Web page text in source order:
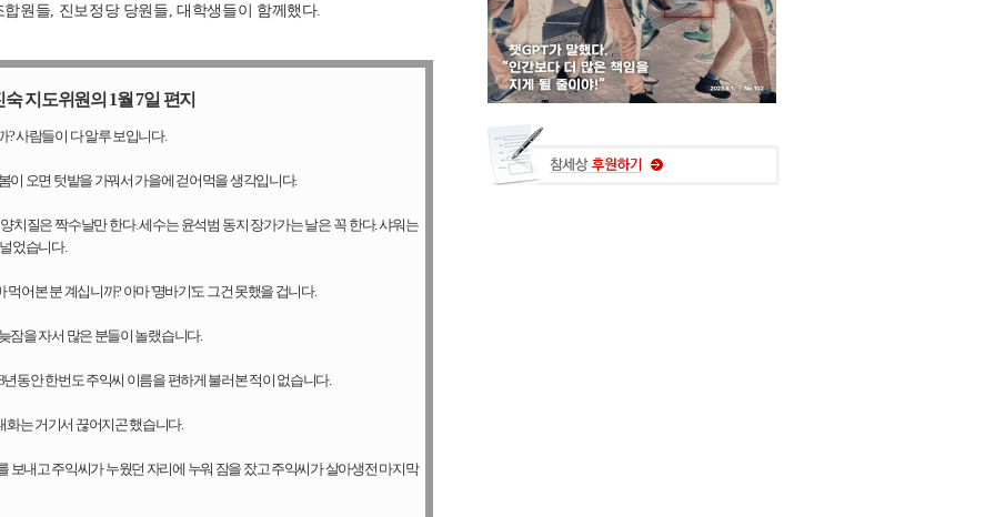
원들, 진보정당 당원들, 대학생들이 함께했다.
지도위원의 1월 7일 편지
사람들이 다 알루 보입니다.
이 오면 텃밭을 가꿔서 가을에 걷어먹을 생각입니다.
치질은 짝수날만 한다. 세수는 윤석범 동지 장가가는 날은 꼭 한다. 샤워는
었습니다.
어본 분 계십니까? 아마 '명바기'도 그건 못했을 겁니다.
잠을 자서 많은 분들이 놀랬습니다.
동안 한번도 주익씨 이름을 편하게 불러본 적이 없습니다.
는 거기서 끊어지곤 했습니다.
보내고 주익씨가 누웠던 자리에 누워 잠을 잤고 주익씨가 살아생전 마지막